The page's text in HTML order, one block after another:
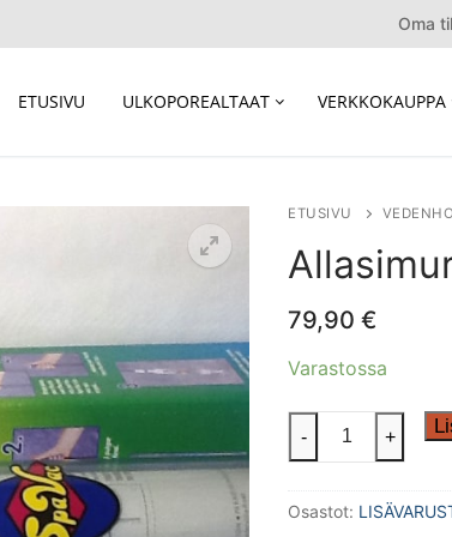
Oma
ETUSIVU ULKOPOREALTAAT VERKKOKAUPPA
ETUSIVU
79,90 €
Varastossa
Allasimuri
Spa
määrä
- +
Osastot: